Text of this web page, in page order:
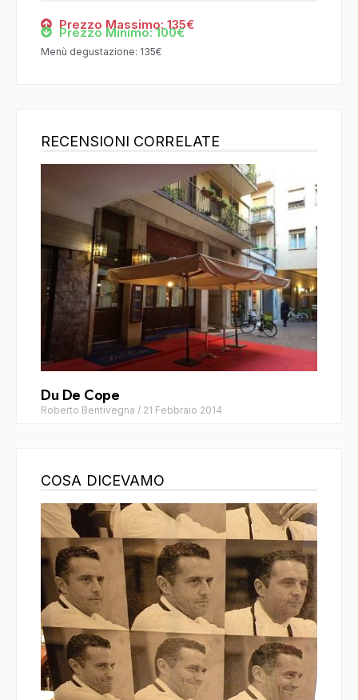
Prezzo Massimo: 135€
Prezzo Minimo: 100€
Menù degustazione: 135€
RECENSIONI CORRELATE
Du De Cope
Roberto Bentivegna / 21 Febbraio 2014
COSA DICEVAMO